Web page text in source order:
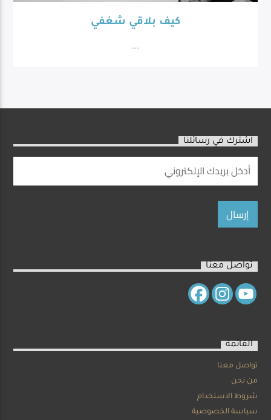
كيف بلاقي شغفي
...
اشترك في رسائلنا
تواصل معنا
القائمة
تواصل معنا
من نحن
شروط الاستخدام
سياسة الخصوصية